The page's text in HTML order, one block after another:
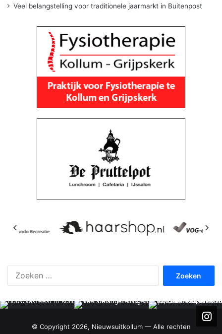
Veel belangstelling voor traditionele jaarmarkt in Buitenpost
© Copyright 2026, Nieuwsuitkollum — Alle rechten